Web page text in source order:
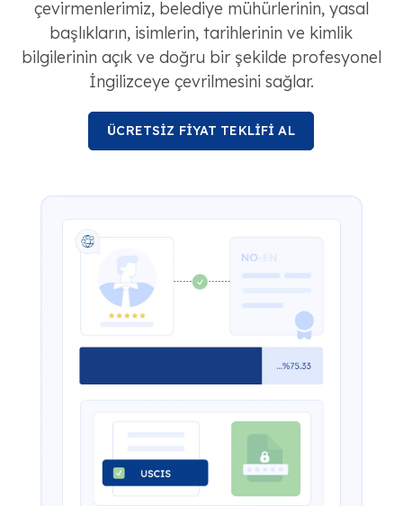
çevirmenlerimiz, belediye mühürlerinin, yasal
başlıkların, isimlerin, tarihlerinin ve kimlik
bilgilerinin açık ve doğru bir şekilde profesyonel
İngilizceye çevrilmesini sağlar.
ÜCRETSİZ FİYAT TEKLİFİ AL